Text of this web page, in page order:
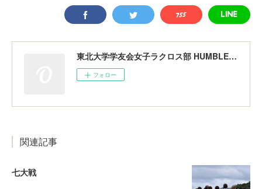
東北大学学友会女子ラクロス部 HUMBLERS
フォロー
関連記事
七大戦